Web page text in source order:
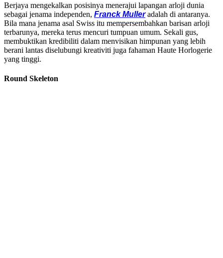
Berjaya mengekalkan posisinya menerajui lapangan arloji dunia
sebagai jenama independen, Franck Mulleradalah di antaranya.
Bila mana jenama asal Swiss itu mempersembahkan barisan arloji
terbarunya, mereka terus mencuri tumpuan umum. Sekali gus,
membuktikan kredibiliti dalam menvisikan himpunan yang lebih
berani lantas diselubungi kreativiti juga fahaman Haute Horlogerie
yang tinggi.
Round Skeleton